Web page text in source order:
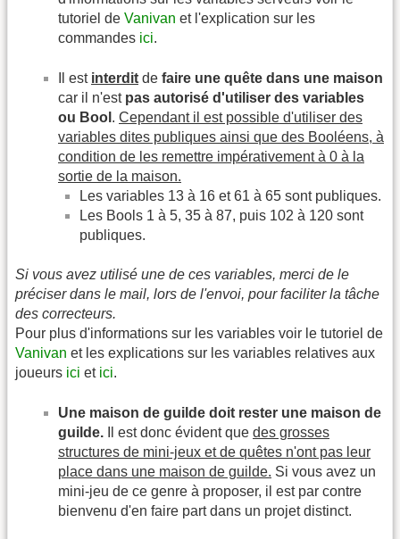
tutoriel de Vanivan et l'explication sur les
commandes ici.
Il est interdit de faire une quête dans une maison
car il n'est pas autorisé d'utiliser des variables
ou Bool . Cependant il est possible d'utiliser des
variables dites publiques ainsi que des Booléens, à
condition de les remettre impérativement à 0 à la
sortie de la maison.
Les variables 13 à 16 et 61 à 65 sont publiques.
Les Bools 1 à 5, 35 à 87, puis 102 à 120 sont
publiques.
Si vous avez utilisé une de ces variables, merci de le
préciser dans le mail, lors de l'envoi, pour faciliter la tâche
des correcteurs.
Pour plus d'informations sur les variables voir le tutoriel de
Vanivan et les explications sur les variables relatives aux
joueurs ici et ici.
Une maison de guilde doit rester une maison de
guilde. Il est donc évident que des grosses
structures de mini-jeux et de quêtes n'ont pas leur
place dans une maison de guilde. Si vous avez un
mini-jeu de ce genre à proposer, il est par contre
bienvenu d'en faire part dans un projet distinct.